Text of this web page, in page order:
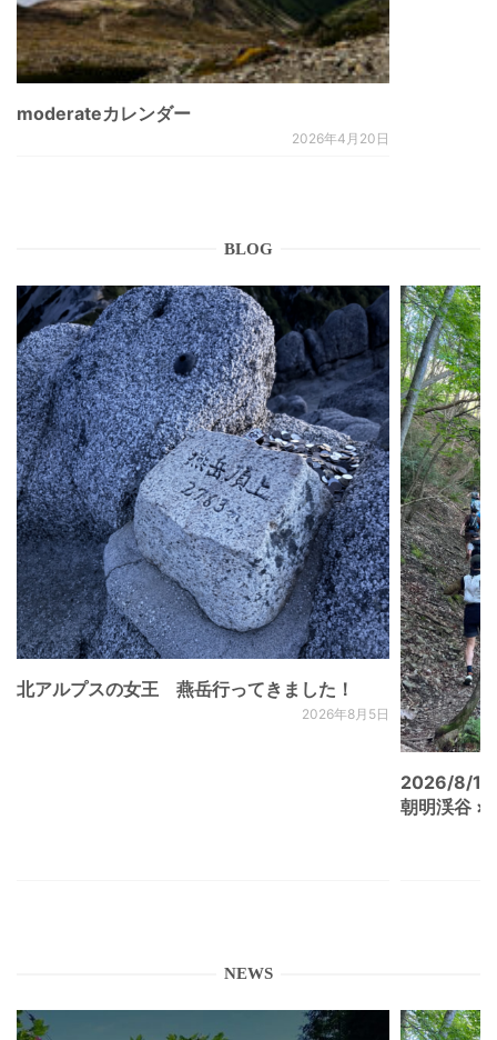
moderateカレンダー
2026年4月20日
BLOG
北アルプスの女王 燕岳行ってきました！
2026年8月5日
2026/8/
朝明渓谷 ×
NEWS